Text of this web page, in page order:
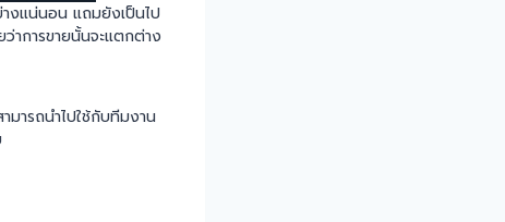
งแน่นอน แถมยังเป็นไป
าการขายนั้นจะแตกต่าง
ารถนำไปใช้กับทีมงาน